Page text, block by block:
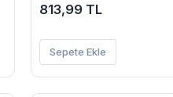
813,99 TL
Sepete Ekle